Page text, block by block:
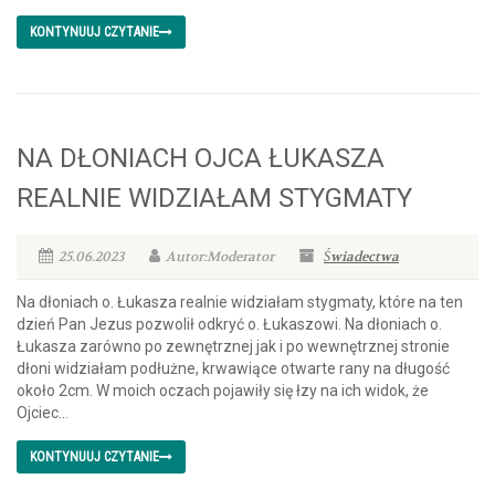
KONTYNUUJ CZYTANIE
NA DŁONIACH OJCA ŁUKASZA
REALNIE WIDZIAŁAM STYGMATY
25.06.2023 Autor:Moderator Świadectwa
Na dłoniach o. Łukasza realnie widziałam stygmaty, które na ten
dzień Pan Jezus pozwolił odkryć o. Łukaszowi. Na dłoniach o.
Łukasza zarówno po zewnętrznej jak i po wewnętrznej stronie
dłoni widziałam podłużne, krwawiące otwarte rany na długość
około 2cm. W moich oczach pojawiły się łzy na ich widok, że
Ojciec...
KONTYNUUJ CZYTANIE